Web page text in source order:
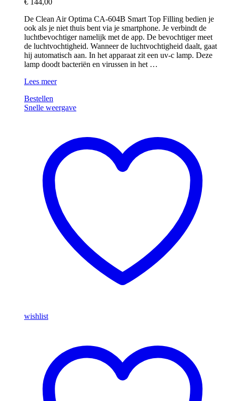
€ 144,00
De Clean Air Optima CA-604B Smart Top Filling bedien je
ook als je niet thuis bent via je smartphone. Je verbindt de
luchtbevochtiger namelijk met de app. De bevochtiger meet
de luchtvochtigheid. Wanneer de luchtvochtigheid daalt, gaat
hij automatisch aan. In het apparaat zit een uv-c lamp. Deze
lamp doodt bacteriën en virussen in het …
Clean
Optima
CA-
Lees meer
Bestellen
Snelle weergave
wishlist